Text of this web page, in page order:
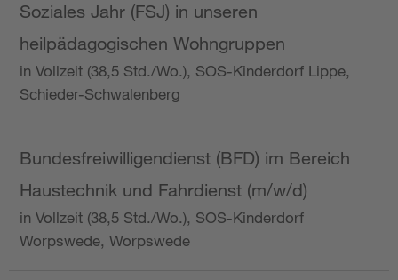
Soziales Jahr (FSJ) in unseren
heilpädagogischen Wohngruppen
in Vollzeit (38,5 Std./Wo.), SOS-Kinderdorf Lippe,
Schieder-Schwalenberg
Bundesfreiwilligendienst (BFD) im Bereich
Haustechnik und Fahrdienst (m/w/d)
in Vollzeit (38,5 Std./Wo.), SOS-Kinderdorf
Worpswede, Worpswede